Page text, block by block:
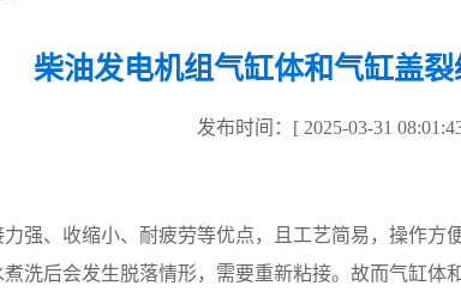
柴油发电机组气缸体和气缸盖
发布时间：[ 2025-03-31
强、收缩小、耐疲劳等优点，且工艺简易，操作方
洗后会发生脱落情形，需要重新粘接。故而气缸体